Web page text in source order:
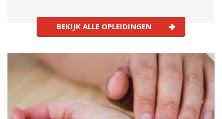
BEKIJK ALLE OPLEIDINGEN